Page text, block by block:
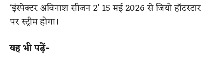
‘इंस्पेक्टर अविनाश सीजन 2’ 15 मई 2026 से जियो हॉटस्टार
पर स्ट्रीम होगा।
यह भी पढ़ें-